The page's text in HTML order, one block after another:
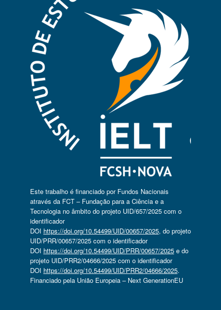
Este trabalho é financiado por Fundos Nacionais
através da FCT – Fundação para a Ciência e a
Tecnologia no âmbito do projeto UID/657/2025 com o
identificador
DOI https://doi.org/10.54499/UID/00657/2025, do projeto
UID/PRR/00657/2025 com o identificador
DOI https://doi.org/10.54499/UID/PRR/00657/2025e do
projeto UID/PRR2/04666/2025 com o identificador
DOI https://doi.org/10.54499/UID/PRR2/04666/2025.
Financiado pela União Europeia – Next GenerationEU